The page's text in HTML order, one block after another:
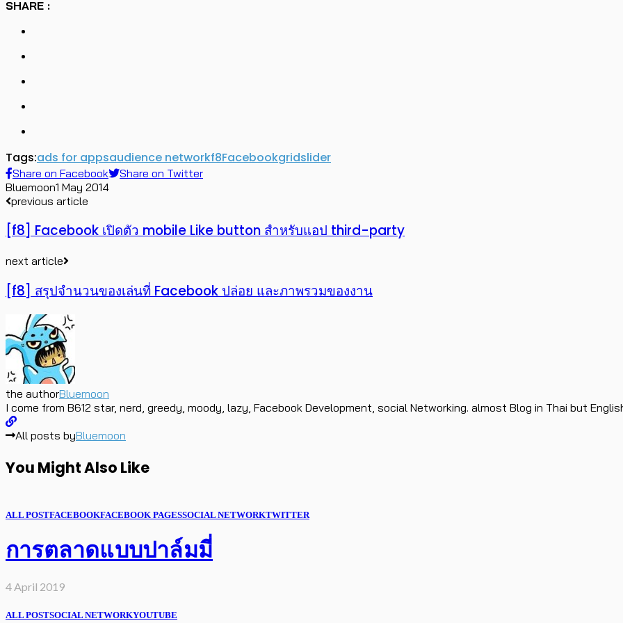
SHARE :
Tags:ads for appsaudience networkf8Facebookgridslider
Share on Facebook
Share on Twitter
Bluemoon1 May 2014
previous article
[f8] Facebook เปิดตัว mobile Like button สำหรับแอป third-party
next article
[f8] สรุปจำนวนของเล่นที่ Facebook ปล่อย และภาพรวมของงาน
the authorBluemoon
I come from B612 star, nerd, greedy, moody, lazy, Facebook Development, social Networking. almost Blog in Thai but
All posts byBluemoon
You Might Also Like
ALL POSTFACEBOOKFACEBOOK PAGESSOCIAL NETWORKTWITTER
การตลาดแบบปาล์มมี่
4 April 2019
ALL POSTSOCIAL NETWORKYOUTUBE